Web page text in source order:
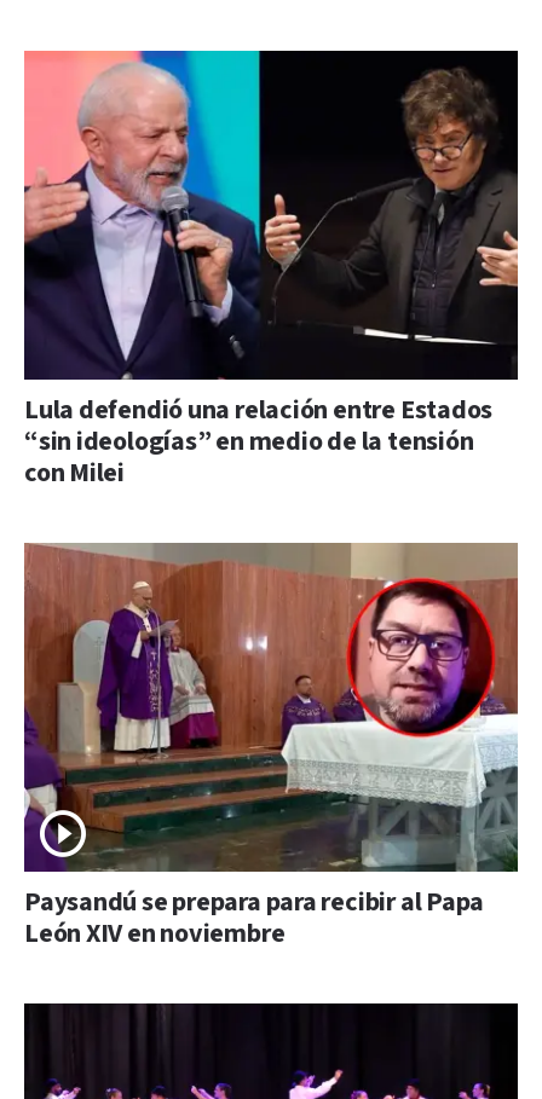
Lula defendió una relación entre Estados
“sin ideologías” en medio de la tensión
con Milei
Paysandú se prepara para recibir al Papa
León XIV en noviembre